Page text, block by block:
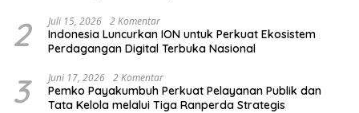
2 Juli 15, 2026 2 Komentar
Indonesia Luncurkan ION untuk Perkuat Ekosistem
Perdagangan Digital Terbuka Nasional
3 Juni 17, 2026 2 Komentar
Pemko Payakumbuh Perkuat Pelayanan Publik dan
Tata Kelola melalui Tiga Ranperda Strategis